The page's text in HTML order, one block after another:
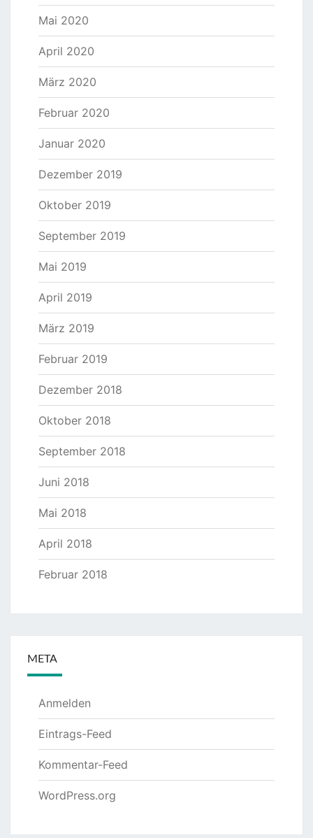
Mai 2020
April 2020
März 2020
Februar 2020
Januar 2020
Dezember 2019
Oktober 2019
September 2019
Mai 2019
April 2019
März 2019
Februar 2019
Dezember 2018
Oktober 2018
September 2018
Juni 2018
Mai 2018
April 2018
Februar 2018
META
Anmelden
Eintrags-Feed
Kommentar-Feed
WordPress.org